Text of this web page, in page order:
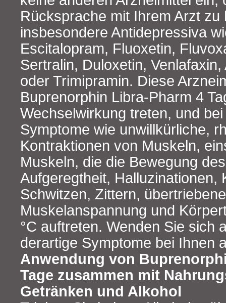
Rücksprache mit Ihrem Arzt zu
insbesondere Antidepressiva
Escitalopram, Fluoxetin,
Sertralin, Duloxetin,
oder Trimipramin. Diese
Buprenorphin Libra-Pharm 4
Wechselwirkung treten, und
Symptome wie unwillkürliche,
Kontraktionen von Muskeln,
Muskeln, die die Bewegung
Aufgeregtheit, Halluzinationen,
Schwitzen, Zittern,
Muskelanspannung und
°C auftreten. Wenden Sie sich
derartige Symptome bei Ihnen
Anwendung von
Tage zusammen mit
Getränken und Alkohol